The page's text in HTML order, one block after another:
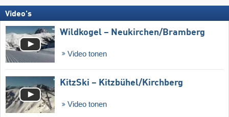
Video's
Wildkogel – Neukirchen/​Bramberg
Video tonen
KitzSki – Kitzbühel/​Kirchberg
Video tonen